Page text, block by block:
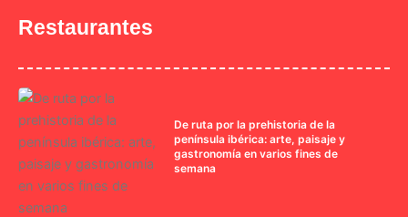
Restaurantes
De ruta por la prehistoria de la
península ibérica: arte, paisaje y
gastronomía en varios fines de
semana